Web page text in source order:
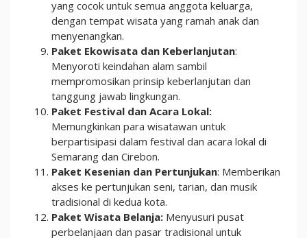
yang cocok untuk semua anggota keluarga,
dengan tempat wisata yang ramah anak dan
menyenangkan.
Paket Ekowisata dan Keberlanjutan:
Menyoroti keindahan alam sambil
mempromosikan prinsip keberlanjutan dan
tanggung jawab lingkungan.
Paket Festival dan Acara Lokal:
Memungkinkan para wisatawan untuk
berpartisipasi dalam festival dan acara lokal di
Semarang dan Cirebon.
Paket Kesenian dan Pertunjukan: Memberikan
akses ke pertunjukan seni, tarian, dan musik
tradisional di kedua kota.
Paket Wisata Belanja: Menyusuri pusat
perbelanjaan dan pasar tradisional untuk